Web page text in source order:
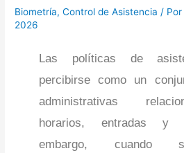
Biometría,Control de Asistencia /
2026
Las políticas de
percibirse como un
administrativas
horarios, entradas y
embargo, cuando